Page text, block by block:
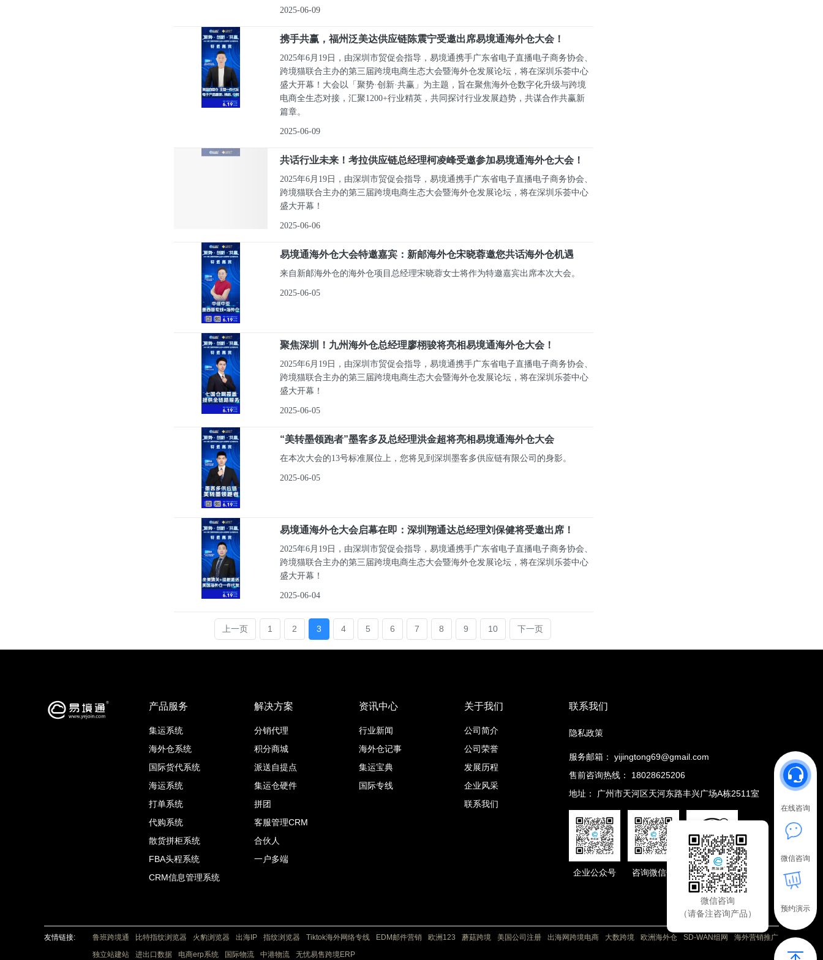
2025-06-09
携手共赢，福州泛美达供应链陈震宁受邀出席易境通海外仓大会！
2025年6月19日，由深圳市贸促会指导，易境通携手广东省电子直播电子商务协会、
跨境猫联合主办的第三届跨境电商生态大会暨海外仓发展论坛，将在深圳乐荟中心
盛大开幕！大会以「聚势·创新·共赢」为主题，旨在聚焦海外仓数字化升级与跨境
电商全生态对接，汇聚1200+行业精英，共同探讨行业发展趋势，共谋合作共赢新
篇章。
2025-06-09
共话行业未来！考拉供应链总经理柯凌峰受邀参加易境通海外仓大会！
2025年6月19日，由深圳市贸促会指导，易境通携手广东省电子直播电子商务协会、
跨境猫联合主办的第三届跨境电商生态大会暨海外仓发展论坛，将在深圳乐荟中心
盛大开幕！
2025-06-06
易境通海外仓大会特邀嘉宾：新邮海外仓宋晓蓉邀您共话海外仓机遇
来自新邮海外仓的海外仓项目总经理宋晓蓉女士将作为特邀嘉宾出席本次大会。
2025-06-05
聚焦深圳！九州海外仓总经理廖栩骏将亮相易境通海外仓大会！
2025年6月19日，由深圳市贸促会指导，易境通携手广东省电子直播电子商务协会、
跨境猫联合主办的第三届跨境电商生态大会暨海外仓发展论坛，将在深圳乐荟中心
盛大开幕！
2025-06-05
“美转墨领跑者”墨客多及总经理洪金超将亮相易境通海外仓大会
在本次大会的13号标准展位上，您将见到深圳墨客多供应链有限公司的身影。
2025-06-05
易境通海外仓大会启幕在即：深圳翔通达总经理刘保健将受邀出席！
2025年6月19日，由深圳市贸促会指导，易境通携手广东省电子直播电子商务协会、
跨境猫联合主办的第三届跨境电商生态大会暨海外仓发展论坛，将在深圳乐荟中心
盛大开幕！
2025-06-04
上一页 1 2 3 4 5 6 7 8 9 10 下一页
在线咨询
微信咨询
微信咨询
（请备注咨询产品）
预约演示
产品服务
集运系统
海外仓系统
国际货代系统
海运系统
打单系统
代购系统
散货拼柜系统
FBA头程系统
CRM信息管理系统
解决方案
分销代理
积分商城
派送自提点
集运仓硬件
拼团
客服管理CRM
合伙人
一户多端
资讯中心
行业新闻
海外仓记事
集运宝典
国际专线
关于我们
公司简介
公司荣誉
发展历程
企业风采
联系我们
联系我们
隐私政策
服务邮箱：
yijingtong69@gmail.com
售前咨询热线：
18028625206
地址：
广州市天河区天河东路丰兴广场A栋2511室
企业公众号 咨询微信号 抖音号
友情链接: 鲁班跨境通 比特指纹浏览器 火豹浏览器 出海IP 指纹浏览器 Tiktok海外网络专线 EDM邮件营销 欧洲123 蘑菇跨境 美国公司注册 出海网跨境电商 大数跨境 欧洲海外仓 SD-WAN组网
海外营销推广
独立站建站
进出口数据 电商erp系统 国际物流 中港物流 无忧易售跨境ERP